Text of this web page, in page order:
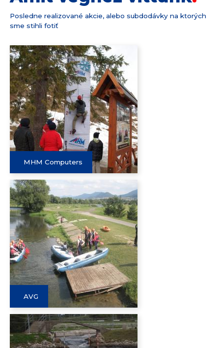
Posledne realizované akcie, alebo subdodávky na ktorých
sme stihli fotiť
MHM Computers
AVG